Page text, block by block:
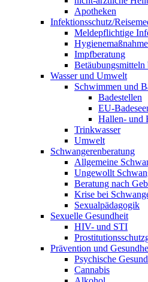
Apotheken
Infektionsschutz/
Meldepflichtige
Impfberatung
Betäubungsmitteln
Wasser und Umwelt
Schwimmen und
Badestellen
EU-
Hallen- und
Trinkwasser
Umwelt
Schwangerenberatung
Allgemeine
Ungewollt
Beratung nach
Krise bei
Sexualpädagogik
Sexuelle Gesundheit
HIV- und STI
Prävention und
Psychische
Cannabis